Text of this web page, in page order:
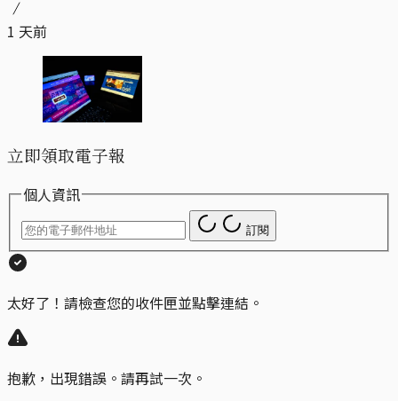
1 天前
立即領取電子報
個人資訊
訂閱
太好了！請檢查您的收件匣並點擊連結。
抱歉，出現錯誤。請再試一次。